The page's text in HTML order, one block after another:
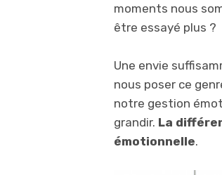
moments nous
être essayé plus ?
Une envie
nous poser ce
notre gestion
grandir. La
émotionnelle.